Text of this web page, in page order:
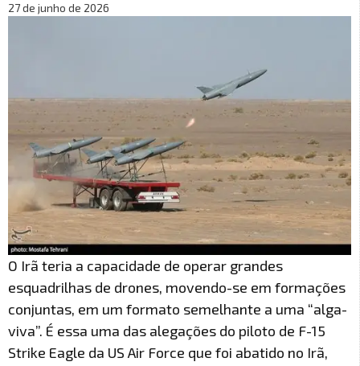
27 de junho de 2026
O Irã teria a capacidade de operar grandes
esquadrilhas de drones, movendo-se em formações
conjuntas, em um formato semelhante a uma “alga-
viva”. É essa uma das alegações do piloto de F-15
Strike Eagle da US Air Force que foi abatido no Irã,